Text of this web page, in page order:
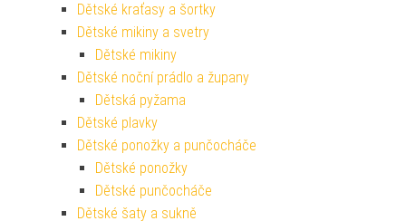
Dětské kraťasy a šortky
Dětské mikiny a svetry
Dětské mikiny
Dětské noční prádlo a župany
Dětská pyžama
Dětské plavky
Dětské ponožky a punčocháče
Dětské ponožky
Dětské punčocháče
Dětské šaty a sukně